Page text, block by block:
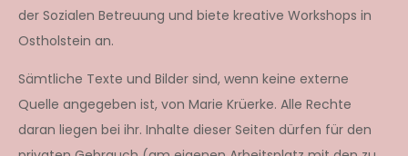
der Sozialen Betreuung und biete kreative Workshops in
Ostholstein an.
Sämtliche Texte und Bilder sind, wenn keine externe
Quelle angegeben ist, von Marie Krüerke. Alle Rechte
daran liegen bei ihr. Inhalte dieser Seiten dürfen für den